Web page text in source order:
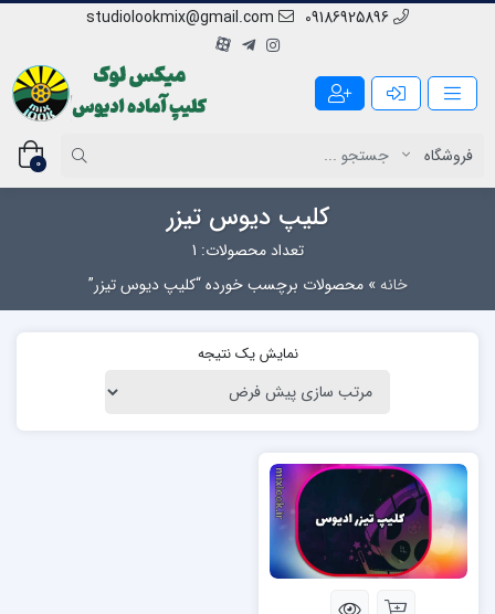
09186925896
studiolookmix@gmail.com
0
کلیپ دیوس تیزر
تعداد محصولات: 1
خانه»محصولات برچسب خورده “کلیپ دیوس تیزر”
نمایش یک نتیجه